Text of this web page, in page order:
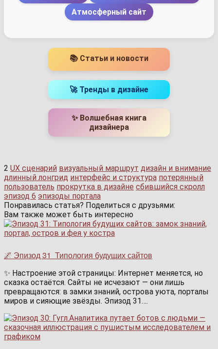
Атмосферный сайт
📚 Статьи и новости
🚀 Тренды в дизайне
✨ Волшебная книга
дизайнера
2 UX сценарий визуальный маршрут дизайн и внимание
длинный лонгрид интерфейс и структура потерянный
пользователь прокрутка в дизайне сбившийся скролл
эпизод 6 эпизоды портала
Понравилась статья? Поделиться с друзьями:
Вам также может быть интересно
🌌 Эпизод 31 Типология будущих сайтов
✨ Настроение этой страницы: Интернет меняется, но
сказка остаётся. Сайты не исчезают — они лишь
превращаются: в замки знаний, острова уюта, порталы
миров и сияющие звёзды. Эпизод 31….